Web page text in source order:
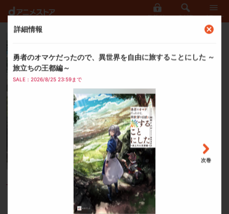
ログイン さがす メニュー
勇者のオマケだったので、
異世界を自由に旅すること
関村イムヤ（著者）
市丸きすけ（イラスト）
ご利用可能クーポンを見る
詳細情報
勇者のオマケだったので、異世界を自由に旅することにした ～
旅立ちの王都編～
SALE：2026/8/25 23:59まで
次巻